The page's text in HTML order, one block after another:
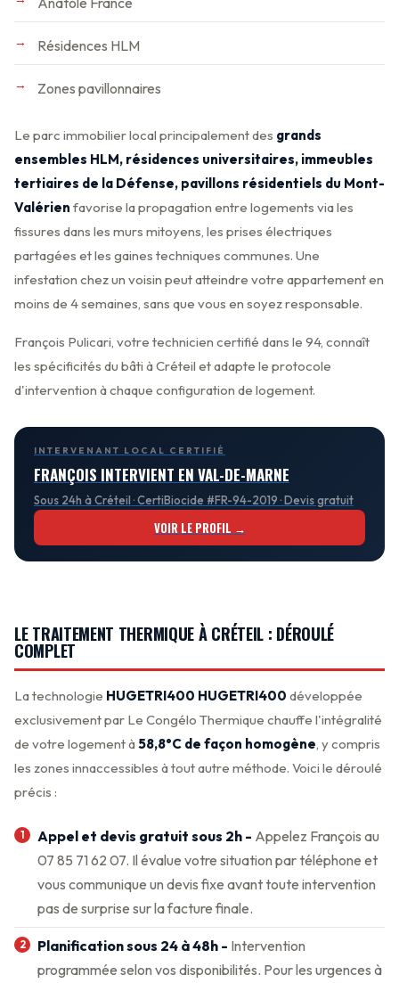
Résidences HLM
Zones pavillonnaires
Le parc immobilier local principalement des grands
ensembles HLM, résidences universitaires, immeubles
tertiaires de la Défense, pavillons résidentiels du Mont-
Valérien favorise la propagation entre logements via les
fissures dans les murs mitoyens, les prises électriques
partagées et les gaines techniques communes. Une
infestation chez un voisin peut atteindre votre appartement en
moins de 4 semaines, sans que vous en soyez responsable.
François Pulicari, votre technicien certifié dans le 94, connaît
les spécificités du bâti à Créteil et adapte le protocole
d'intervention à chaque configuration de logement.
INTERVENANT LOCAL CERTIFIÉ
FRANÇOIS INTERVIENT EN VAL-DE-MARNE
Sous 24h à Créteil · CertiBiocide #FR-94-2019 · Devis gratuit
VOIR LE PROFIL →
LE TRAITEMENT THERMIQUE À CRÉTEIL : DÉROULÉ
COMPLET
La technologie HUGETRI400 HUGETRI400 développée
exclusivement par Le Congélo Thermique chauffe l'intégralité
de votre logement à58,8°C de façon homogène , y compris
les zones innaccessibles à tout autre méthode. Voici le déroulé
précis :
Appel et devis gratuit sous 2h - Appelez François au
07 85 71 62 07. Il évalue votre situation par téléphone et
vous communique un devis fixe avant toute intervention
pas de surprise sur la facture finale.
Planification sous 24 à 48h - Intervention
programmée selon vos disponibilités. Pour les urgences à